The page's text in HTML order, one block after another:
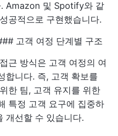
Amazon 및 Spotify와 같
공적으로 구현했습니다.
고객 여정 단계별 구조
근 방식은 고객 여정의 여
합니다. 즉, 고객 확보를
한 팀, 고객 유지를 위한
특정 고객 요구에 집중하
개선할 수 있습니다.